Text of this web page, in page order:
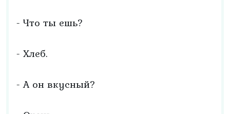
- Что ты ешь?
- Хлеб.
- А он вкусный?